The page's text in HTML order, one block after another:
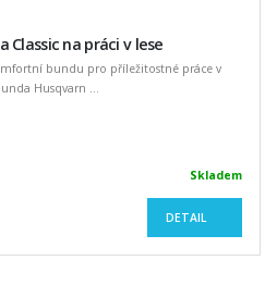
Classic na práci v lese
bundu pro příležitostné práce v
Husqvarn ...
Skladem
DETAIL